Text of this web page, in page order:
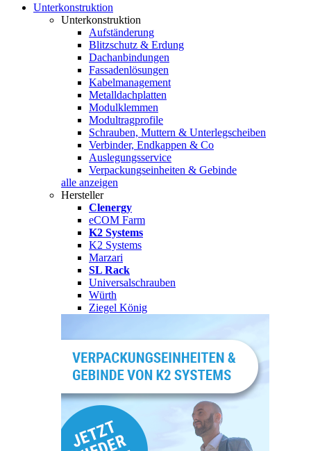
Unterkonstruktion
Unterkonstruktion
Aufständerung
Blitzschutz & Erdung
Dachanbindungen
Fassadenlösungen
Kabelmanagement
Metalldachplatten
Modulklemmen
Modultragprofile
Schrauben, Muttern & Unterlegscheiben
Verbinder, Endkappen & Co
Auslegungsservice
Verpackungseinheiten & Gebinde
alle anzeigen
Hersteller
Clenergy
eCOM Farm
K2 Systems
K2 Systems
Marzari
SL Rack
Universalschrauben
Würth
Ziegel König